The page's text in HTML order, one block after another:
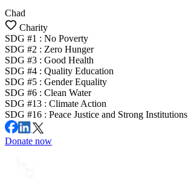
Chad
Charity
SDG #1 : No Poverty
SDG #2 : Zero Hunger
SDG #3 : Good Health
SDG #4 : Quality Education
SDG #5 : Gender Equality
SDG #6 : Clean Water
SDG #13 : Climate Action
SDG #16 : Peace Justice and Strong Institutions
Donate now